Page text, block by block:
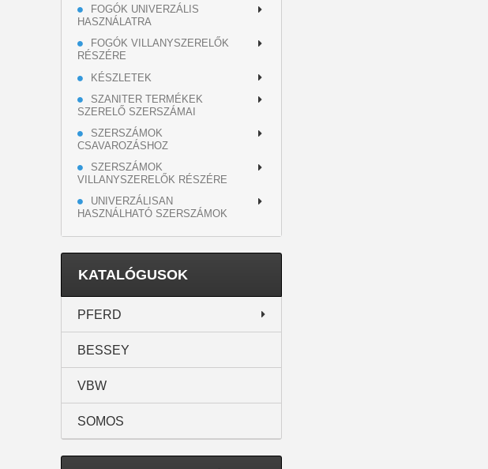
FOGÓK UNIVERZÁLIS
HASZNÁLATRA
FOGÓK VILLANYSZERELŐK
RÉSZÉRE
KÉSZLETEK
SZANITER TERMÉKEK
SZERELŐ SZERSZÁMAI
SZERSZÁMOK
CSAVAROZÁSHOZ
SZERSZÁMOK
VILLANYSZERELŐK RÉSZÉRE
UNIVERZÁLISAN
HASZNÁLHATÓ SZERSZÁMOK
KATALÓGUSOK
PFERD
BESSEY
VBW
SOMOS